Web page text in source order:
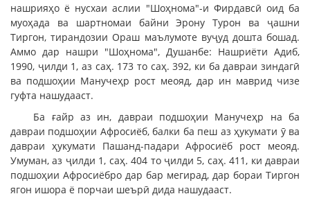
нашрияҳо ё нусхаи аслии "Шоҳнома"-и Фирдавсӣ оид ба
муоҳада ва шартномаи байни Эрону Турон ва ҷашни
Тиргон, тирандозии Ораш маълумоте вуҷуд дошта бошад.
Аммо дар нашри "Шоҳнома", Душанбе: Нашриёти Адиб,
1990, ҷилди 1, аз саҳ. 173 то саҳ. 392, ки ба давраи зиндагӣ
ва подшоҳии Манучеҳр рост меояд, дар ин маврид чизе
гуфта нашудааст.
Ба ғайр аз ин, давраи подшоҳии Манучеҳр на ба
давраи подшоҳии Афросиёб, балки ба пеш аз ҳукумати ӯ ва
давраи ҳукумати Пашанд-падари Афросиёб рост меояд.
Умуман, аз ҷилди 1, саҳ. 404 то ҷилди 5, саҳ. 411, ки давраи
подшоҳии Афросиёбро дар бар мегирад, дар бораи Тиргон
ягон ишора ё порчаи шеърӣ дида нашудааст.